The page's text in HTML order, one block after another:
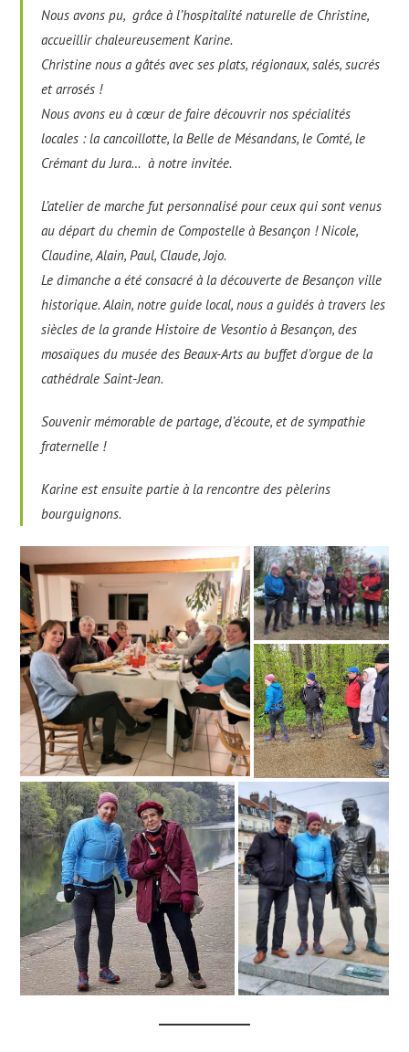
Nous avons pu, grâce à l’hospitalité naturelle de Christine,
accueillir chaleureusement Karine.
Christine nous a gâtés avec ses plats, régionaux, salés, sucrés
et arrosés !
Nous avons eu à cœur de faire découvrir nos spécialités
locales : la cancoillotte, la Belle de Mésandans, le Comté, le
Crémant du Jura… à notre invitée.
L’atelier de marche fut personnalisé pour ceux qui sont venus
au départ du chemin de Compostelle à Besançon ! Nicole,
Claudine, Alain, Paul, Claude, Jojo.
Le dimanche a été consacré à la découverte de Besançon ville
historique. Alain, notre guide local, nous a guidés à travers les
siècles de la grande Histoire de Vesontio à Besançon, des
mosaïques du musée des Beaux-Arts au buffet d’orgue de la
cathédrale Saint-Jean.
Souvenir mémorable de partage, d’écoute, et de sympathie
fraternelle !
Karine est ensuite partie à la rencontre des pèlerins
bourguignons.